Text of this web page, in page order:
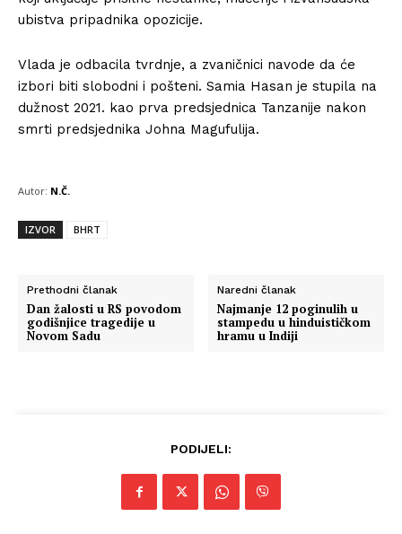
ubistva pripadnika opozicije.
Vlada je odbacila tvrdnje, a zvaničnici navode da će
izbori biti slobodni i pošteni. Samia Hasan je stupila na
dužnost 2021. kao prva predsjednica Tanzanije nakon
smrti predsjednika Johna Magufulija.
Autor: N.Č.
IZVOR BHRT
Prethodni članak
Dan žalosti u RS povodom
godišnjice tragedije u
Novom Sadu
Naredni članak
Najmanje 12 poginulih u
stampedu u hinduističkom
hramu u Indiji
PODIJELI: